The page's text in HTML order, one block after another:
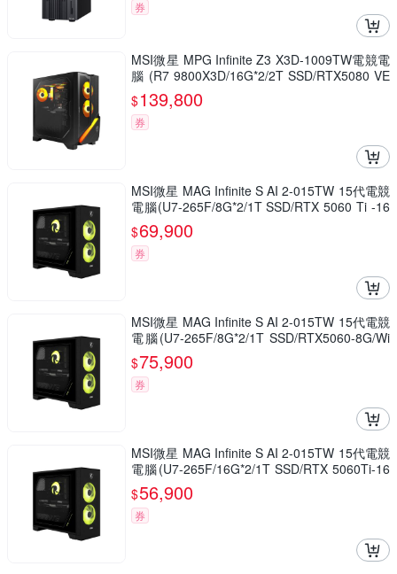
券
MSI微星 MPG Infinite Z3 X3D-1009TW電競電
腦 (R7 9800X3D/16G*2/2T SSD/RTX5080 VE
NTUS-16G/Win11H)
$139,800
券
MSI微星 MAG Infinite S AI 2-015TW 15代電競
電腦(U7-265F/8G*2/1T SSD/RTX 5060 Ti -16
G/Win11H)
$69,900
券
MSI微星 MAG Infinite S AI 2-015TW 15代電競
電腦(U7-265F/8G*2/1T SSD/RTX5060-8G/Wi
n11H)
$75,900
券
MSI微星 MAG Infinite S AI 2-015TW 15代電競
電腦(U7-265F/16G*2/1T SSD/RTX 5060Ti-16
G/Win11H)
$56,900
券